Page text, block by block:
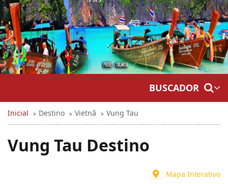
BUSCADOR
Inicial Destino Vietnã Vung Tau
Vung Tau Destino
Mapa Interativo